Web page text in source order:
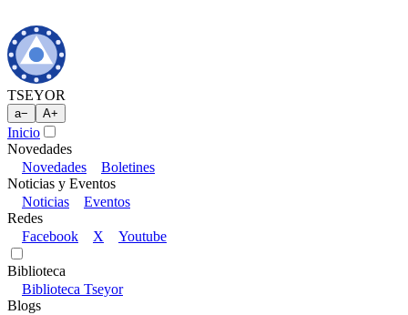
TSEYOR
a− A+
Inicio
Novedades
Novedades
Boletines
Noticias y Eventos
Noticias
Eventos
Redes
Facebook
X Youtube
Biblioteca
Biblioteca Tseyor
Blogs